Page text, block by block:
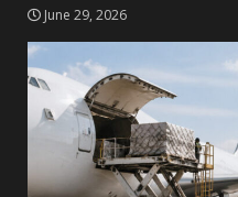
June 29, 2026